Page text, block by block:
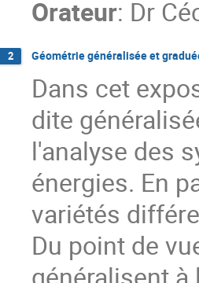
Orateur: Dr
2 Géométrie généralisée et
Dans cet
dite
l'analyse des
énergies. En
variétés
Du point de